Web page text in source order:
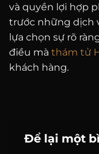
và quyền lợi hợp
trước những dịch
lựa chọn sự rõ
điều mà thám tử
khách hàng.
Để lại một